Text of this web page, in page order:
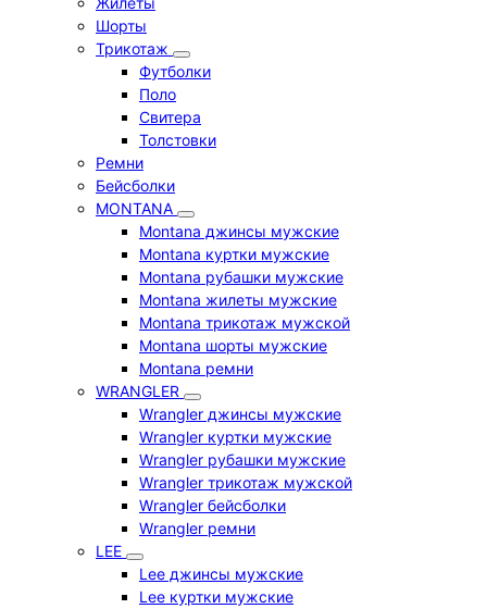
Шорты
Трикотаж
Футболки
Поло
Свитера
Толстовки
Ремни
Бейсболки
MONTANA
Montana джинсы мужские
Montana куртки мужские
Montana рубашки мужские
Montana жилеты мужские
Montana трикотаж мужской
Montana шорты мужские
Montana ремни
WRANGLER
Wrangler джинсы мужские
Wrangler куртки мужские
Wrangler рубашки мужские
Wrangler трикотаж мужской
Wrangler бейсболки
Wrangler ремни
LEE
Lee джинсы мужские
Lee куртки мужские